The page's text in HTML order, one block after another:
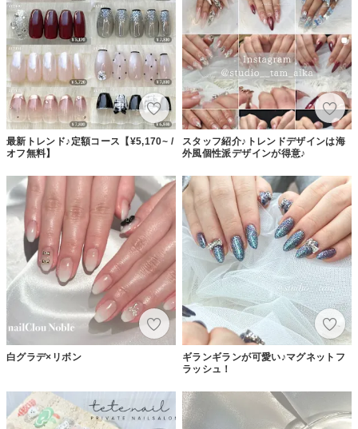
最新トレンド♪定額コース【¥5,170~ /
オフ無料】
スタッフ紹介♪トレンドデザインは海
外風個性派デザインが得意♪
白グラデ×リボン
ギランギランが可愛い♪マグネットフ
ラッシュ！